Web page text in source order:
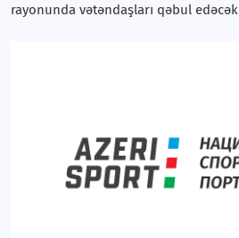
rayonunda vətəndaşları qəbul edəcək